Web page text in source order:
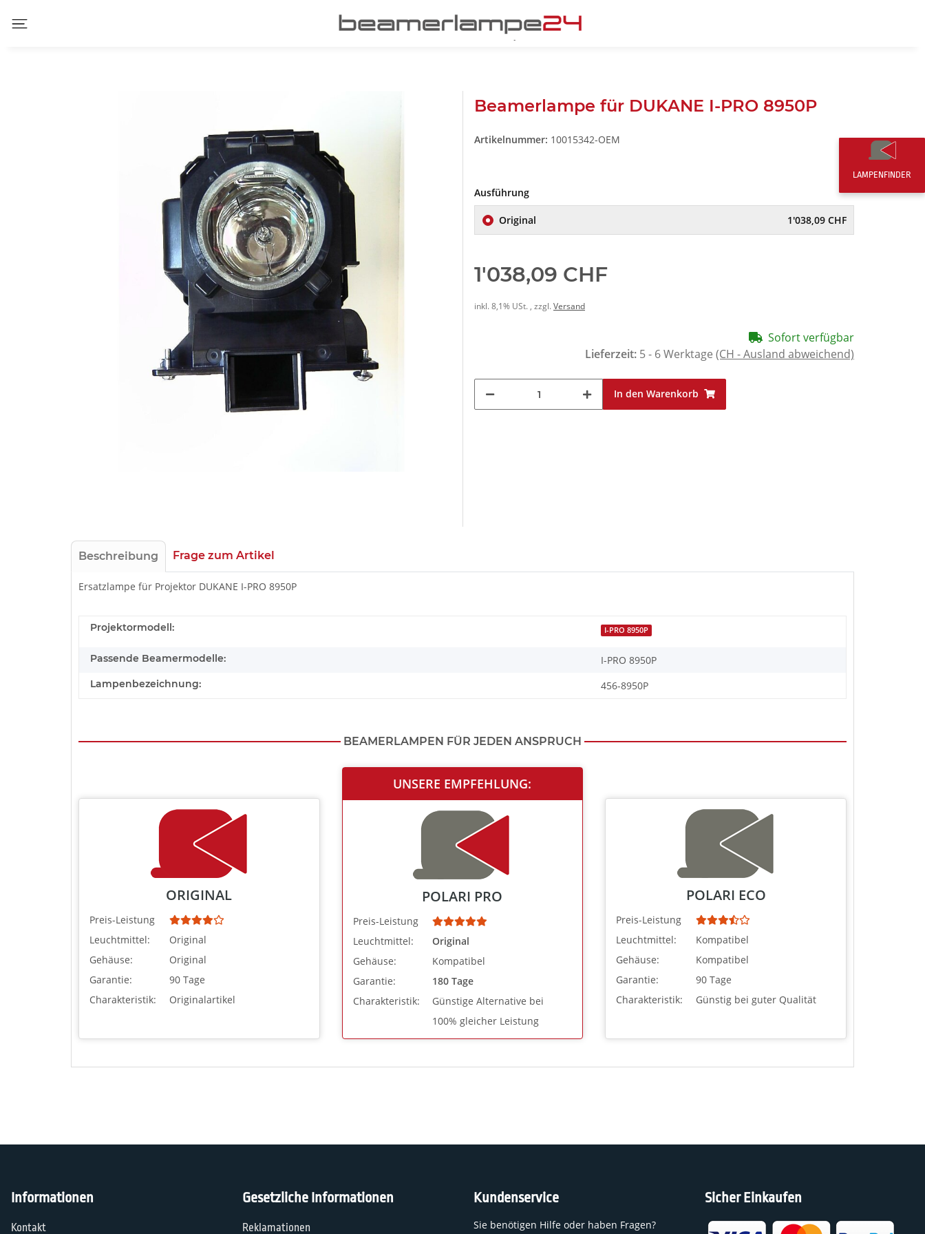
Beamerlampe für DUKANE I-PRO 8950P
Artikelnummer: 10015342-OEM
Ausführung
Original 1'038,09 CHF
1'038,09 CHF
inkl. 8,1% USt. , zzgl.Versand
Sofort verfügbar
Lieferzeit: 5 - 6 Werktage (CH - Ausland abweichend)
In den Warenkorb
Beschreibung Frage zum Artikel
Ersatzlampe für Projektor DUKANE I-PRO 8950P
Projektormodell: I-PRO 8950P
Passende Beamermodelle: I-PRO 8950P
Lampenbezeichnung: 456-8950P
BEAMERLAMPEN FÜR JEDEN ANSPRUCH
ORIGINAL
Preis-Leistung
Leuchtmittel:
Original
Gehäuse:
Original
Garantie:
90 Tage
Charakteristik:
Originalartikel
UNSERE EMPFEHLUNG:
POLARI PRO
Preis-Leistung
Leuchtmittel:
Original
Gehäuse:
Kompatibel
Garantie:
180 Tage
Charakteristik:
Günstige Alternative bei
100% gleicher Leistung
POLARI ECO
Preis-Leistung
Leuchtmittel:
Kompatibel
Gehäuse:
Kompatibel
Garantie:
90 Tage
Charakteristik:
Günstig bei guter Qualität
Informationen
Kontakt
Gesetzliche Informationen
Reklamationen
Kundenservice
Sie benötigen Hilfe oder haben Fragen?
Sicher Einkaufen
LAMPENFINDER